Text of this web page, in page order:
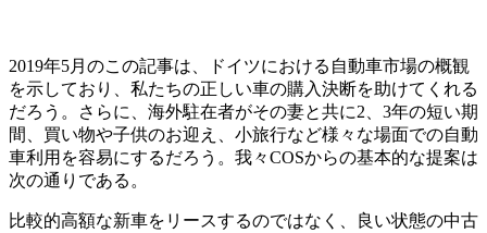
2019年5月のこの記事は、ドイツにおける自動車市場の概観
を示しており、私たちの正しい車の購入決断を助けてくれる
だろう。さらに、海外駐在者がその妻と共に2、3年の短い期
間、買い物や子供のお迎え、小旅行など様々な場面での自動
車利用を容易にするだろう。我々COSからの基本的な提案は
次の通りである。
比較的高額な新車をリースするのではなく、良い状態の中古